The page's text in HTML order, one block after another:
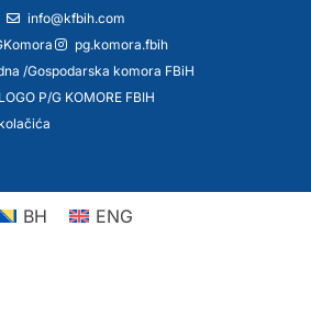
info@kfbih.com
pg.komora.fbih
/Gospodarska komora FBiH
LOGO P/G KOMORE FBIH
BH ENG